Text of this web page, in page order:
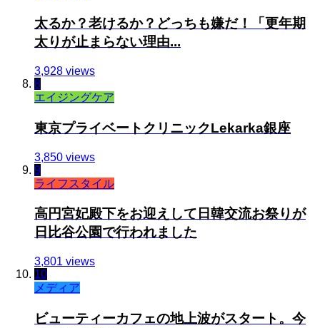
太るか？老けるか？どっちも嫌だ！「更年期
太りが止まらない理由...
3,928 views
8
エイジングケア
東京プライベートクリニックLekarka銀座
3,850 views
9
ライフスタイル
高円宮妃殿下をお迎えして日韓交流お祭りが
日比谷公園で行われました
3,801 views
10
メディア
ビューティーカフェの地上波がスタート。今